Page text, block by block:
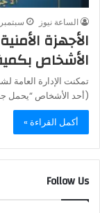
الساعة نيوز سبتمبر 4, 2024
الأجهزة
الأشخاص
تمكنت الإدارة العامة
(أحد الأشخاص “يحمل
أكمل القراءة »
Follow Us